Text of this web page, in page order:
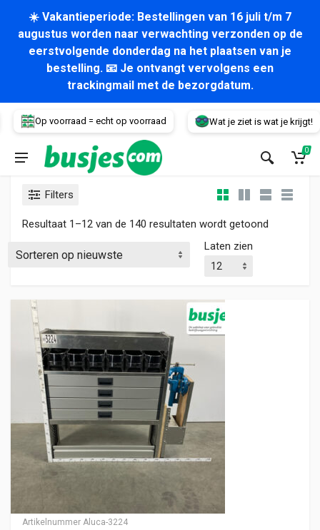
☀️ Vakantieperiode: Bestellingen van 16 juli t/m 7
augustus worden naar verwachting verzonden op de
eerstvolgende donderdag na het plaatsen van je
bestelling. 📧 Je ontvangt vervolgens een
trackingmail met de bezorgdatum.
Op voorraad = echt op voorraad Wat je ziet is wat je krijgt!
Voertuig
0
Filters
Resultaat 1–12 van de 140 resultaten wordt getoond
Laten zien
Artikelnummer Aluca-3224